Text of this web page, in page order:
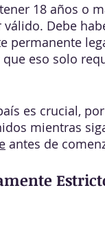
18 años o
Debe
permanente
eso solo
es crucial,
mientras
antes de